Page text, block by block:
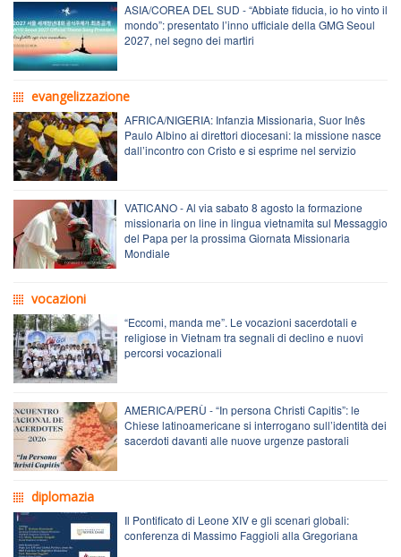
ASIA/COREA DEL SUD - “Abbiate fiducia, io ho vinto il
mondo”: presentato l’inno ufficiale della GMG Seoul
2027, nel segno dei martiri
evangelizzazione
AFRICA/NIGERIA: Infanzia Missionaria, Suor Inês
Paulo Albino ai direttori diocesani: la missione nasce
dall’incontro con Cristo e si esprime nel servizio
VATICANO - Al via sabato 8 agosto la formazione
missionaria on line in lingua vietnamita sul Messaggio
del Papa per la prossima Giornata Missionaria
Mondiale
vocazioni
“Eccomi, manda me”. Le vocazioni sacerdotali e
religiose in Vietnam tra segnali di declino e nuovi
percorsi vocazionali
AMERICA/PERÙ - “In persona Christi Capitis”: le
Chiese latinoamericane si interrogano sull’identità dei
sacerdoti davanti alle nuove urgenze pastorali
diplomazia
Il Pontificato di Leone XIV e gli scenari globali:
conferenza di Massimo Faggioli alla Gregoriana